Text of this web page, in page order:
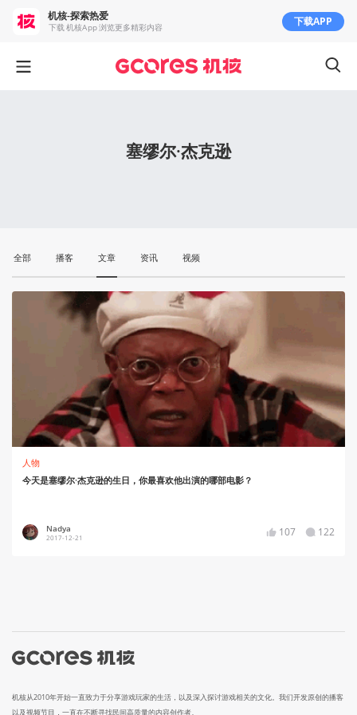
塞缪尔·杰克逊
全部 播客 文章 资讯 视频
人物
今天是塞缪尔·杰克逊的生日，你最喜欢他出演的哪部电影？
Nadya
2017-12-21 107 122
机核从2010年开始一直致力于分享游戏玩家的生活，以及深入探讨游戏相关的文化。我们开发原创的播客
以及视频节目，一直在不断寻找民间高质量的内容创作者。
机核-探索热爱
下载 机核App 浏览更多精彩内容 下载APP